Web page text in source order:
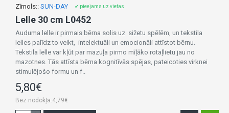
Zīmols:: SUN-DAY ✔ pieejams uz vietas
Lelle 30 cm L0452
Auduma lelle ir pirmais bērna solis uz sižetu spēlēm, un tekstila
lelles palīdz to veikt, intelektuāli un emocionāli attīstot bērnu.
Tekstila lelle var kļūt par mazuļa pirmo mīļāko rotaļlietu jau no
mazotnes. Tās attīsta bērna kognitīvās spējas, pateicoties virknei
stimulējošo formu un f..
5,80€
Bez nodokļa:4,79€